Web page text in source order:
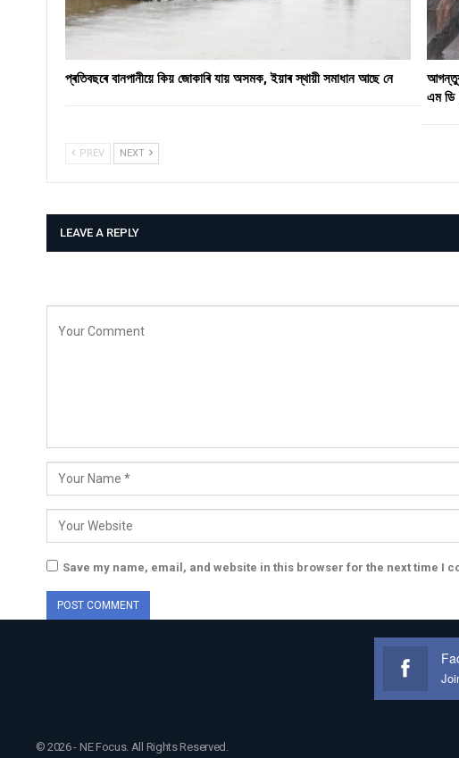
প্ৰতিবছৰে বানপানীয়ে কিয় জোকাৰি যায় অসমক, ইয়াৰ স্থায়ী সমাধান আছে নে
এম
PREV NEXT
LEAVE A REPLY
Save my name, email, and website in this browser for the next time I
© 2026 - NE Focus. All Rights Reserved.